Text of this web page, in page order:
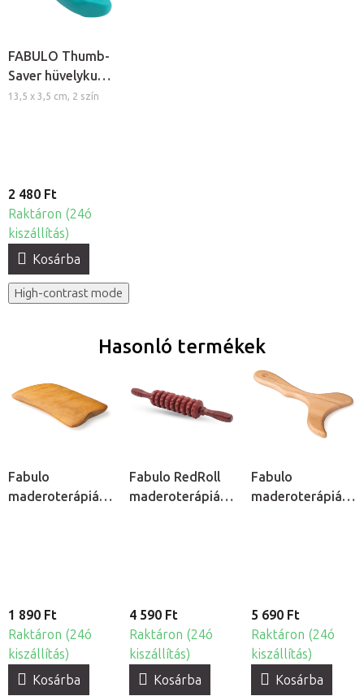
FABULO Thumb-
Saver hüvelykujj
kímélõ eszköz
13,5 x 3,5 cm, 2 szín
2 480 Ft
Raktáron (24ó
kiszállítás)
Kosárba
High-contrast mode
Hasonló termékek
Fabulo
maderoterápiás
1 890 Ft
Raktáron (24ó
kiszállítás)
Kosárba
Fabulo RedRoll
maderoterápiás
4 590 Ft
Raktáron (24ó
kiszállítás)
Kosárba
Fabulo
maderoterápiás
5 690 Ft
Raktáron (24ó
kiszállítás)
Kosárba